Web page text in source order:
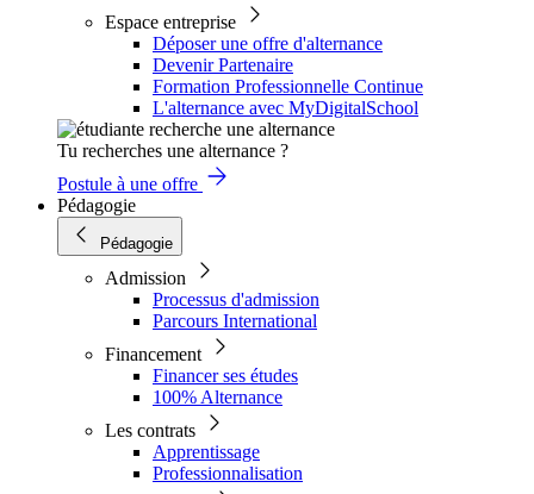
Espace entreprise
Déposer une offre d'alternance
Devenir Partenaire
Formation Professionnelle Continue
L'alternance avec MyDigitalSchool
Tu recherches une alternance ?
Postule à une offre
Pédagogie
Pédagogie
Admission
Processus d'admission
Parcours International
Financement
Financer ses études
100% Alternance
Les contrats
Apprentissage
Professionnalisation